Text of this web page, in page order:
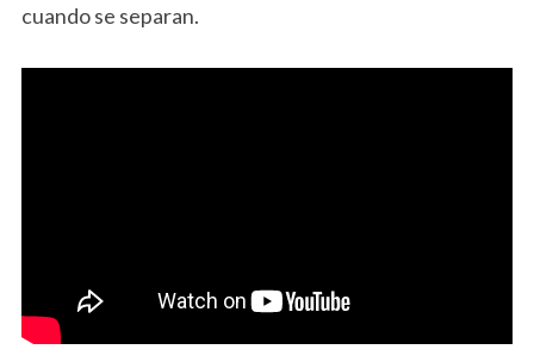
cuando se separan.